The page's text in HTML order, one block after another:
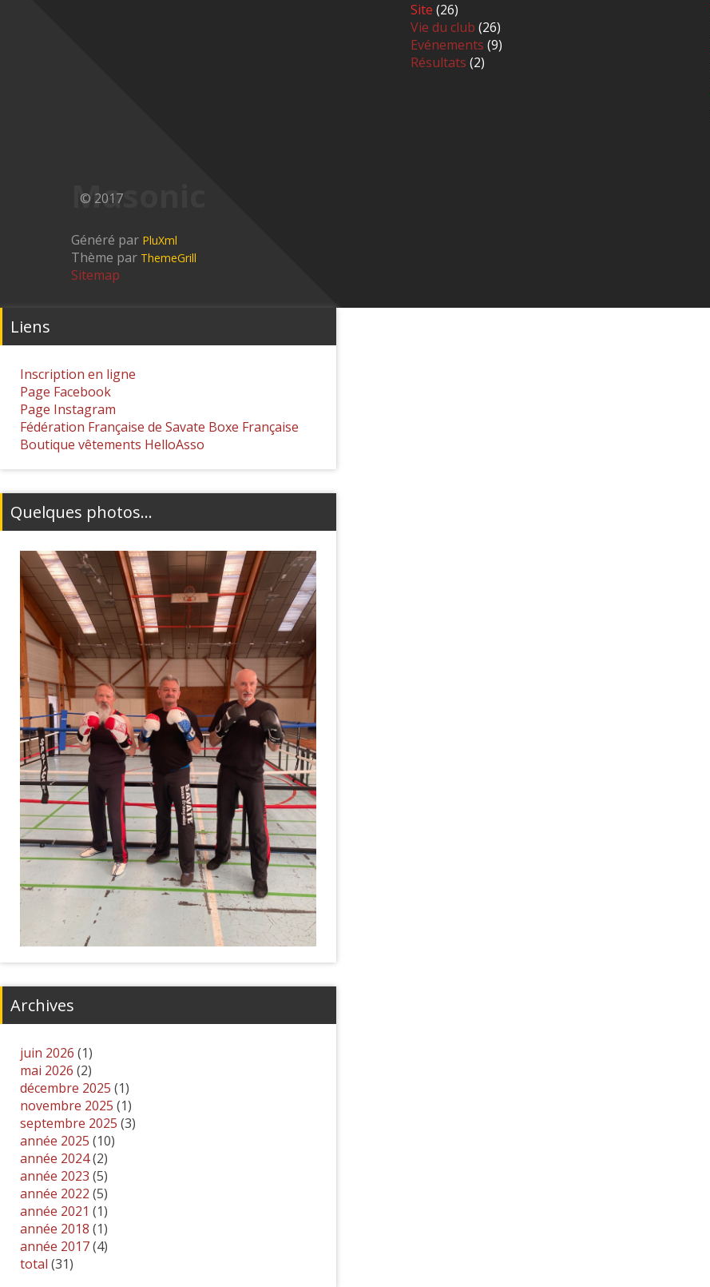
Site (26)
Vie du club (26)
Evénements (9)
Résultats (2)
Masonic
© 2017
Généré par PluXml
Thème par ThemeGrill
Sitemap
Liens
Inscription en ligne
Page Facebook
Page Instagram
Fédération Française de Savate Boxe Française
Boutique vêtements HelloAsso
Quelques photos...
Archives
juin 2026 (1)
mai 2026 (2)
décembre 2025 (1)
novembre 2025 (1)
septembre 2025 (3)
année 2025 (10)
année 2024(2)
année 2023 (5)
année 2022 (5)
année 2021 (1)
année 2018 (1)
année 2017(4)
total (31)